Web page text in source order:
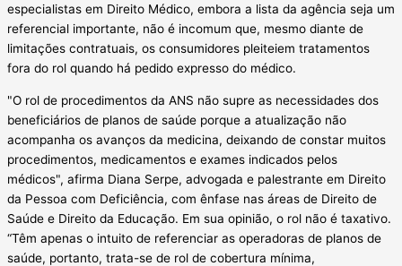
especialistas em Direito Médico, embora a lista da agência seja um
referencial importante, não é incomum que, mesmo diante de
limitações contratuais, os consumidores pleiteiem tratamentos
fora do rol quando há pedido expresso do médico.
"O rol de procedimentos da ANS não supre as necessidades dos
beneficiários de planos de saúde porque a atualização não
acompanha os avanços da medicina, deixando de constar muitos
procedimentos, medicamentos e exames indicados pelos
médicos", afirma Diana Serpe, advogada e palestrante em Direito
da Pessoa com Deficiência, com ênfase nas áreas de Direito de
Saúde e Direito da Educação. Em sua opinião, o rol não é taxativo.
“Têm apenas o intuito de referenciar as operadoras de planos de
saúde, portanto, trata-se de rol de cobertura mínima,